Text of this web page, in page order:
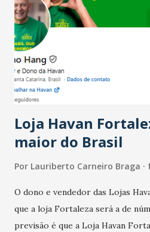
Ainda segundo a Pesquisa, em
bares e restaurantes operaram
registraram equilíbrio financeiro.
estabelecimentos no prejuízo
do observado no mês anterior.
novembro. Em relação a outubro,
Loja Havan
maior do Brasil
Por Lauriberto Carneiro Braga
O dono e vendedor das Lojas
que a loja Fortaleza será a de
previsão é que a Loja Havan